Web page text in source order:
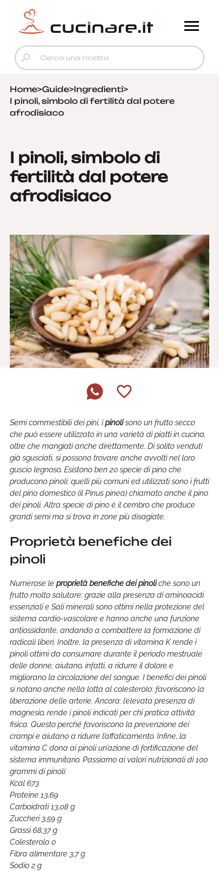
Home>Guide>Ingredienti>
I pinoli, simbolo di fertilità dal potere
afrodisiaco
I pinoli, simbolo di
fertilità dal potere
afrodisiaco
Semi commestibili dei pini, ipinolisono un frutto secco
che può essere utilizzato in una varietà di piatti in cucina,
oltre che mangiati anche direttamente. Di solito venduti
già sgusciati, si possono trovare anche avvolti nel loro
guscio legnoso. Esistono ben 20 specie di pino che
producono pinoli: quelli più comuni ed utilizzati sono i frutti
del pino domestico (il Pinus pinea) chiamato anche il pino
dei pinoli. Altra specie di pino è il cembro che produce
grandi semi ma si trova in zone più disagiate.
Proprietà benefiche dei
pinoli
Numerose le proprietà benefiche dei pinoliche sono un
frutto molto salutare: grazie alla presenza di aminoacidi
essenziali e Sali minerali sono ottimi nella protezione del
sistema cardio-vascolare e hanno anche una funzione
antiossidante, andando a combattere la formazione di
radicali liberi. Inoltre, la presenza di vitamina K rende i
pinoli ottimi da consumare durante il periodo mestruale
delle donne; aiutano, infatti, a ridurre il dolore e
migliorano la circolazione del sangue. I benefici dei pinoli
si notano anche nella lotta al colesterolo: favoriscono la
liberazione delle arterie. Ancora: l’elevata presenza di
magnesio, rende i pinoli indicati per chi pratica attività
fisica. Questo perché favoriscono la prevenzione dei
crampi e aiutano a ridurre l’affaticamento. Infine, la
vitamina C dona ai pinoli un’azione di fortificazione del
sistema immunitario. Passiamo ai valori nutrizionali di 100
grammi di pinoli:
Kcal 673
Proteine 13,69
Carboidrati 13,08 g
Zuccheri 3,59 g
Grassi 68,37 g
Colesterolo 0
Fibra alimentare 3,7 g
Sodio 2 g